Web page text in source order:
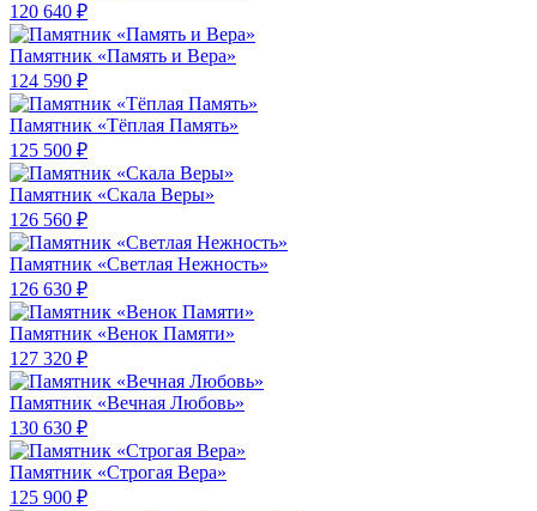
120 640 ₽
Памятник «Память и Вера»
124 590 ₽
Памятник «Тёплая Память»
125 500 ₽
Памятник «Скала Веры»
126 560 ₽
Памятник «Светлая Нежность»
126 630 ₽
Памятник «Венок Памяти»
127 320 ₽
Памятник «Вечная Любовь»
130 630 ₽
Памятник «Строгая Вера»
125 900 ₽